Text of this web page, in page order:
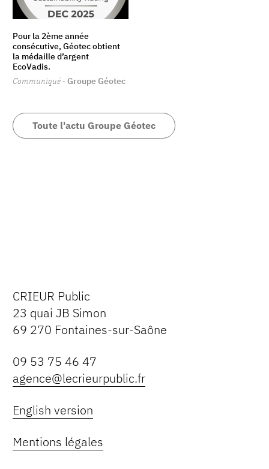
Pour la 2ème année
consécutive, Géotec obtient
la médaille d’argent
EcoVadis.
Communiqué · Groupe Géotec
Toute l'actu Groupe Géotec
CRIEUR Public
23 quai JB Simon
69 270 Fontaines-sur-Saône
09 53 75 46 47
agence@lecrieurpublic.fr
English version
Mentions légales